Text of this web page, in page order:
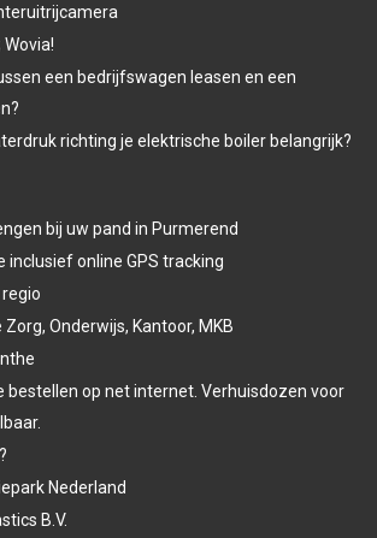
een bedrijfswagen leasen en een
richting je elektrische boiler belangrijk?
bij uw pand in Purmerend
inclusief online GPS tracking
Onderwijs, Kantoor, MKB
bestellen op net internet. Verhuisdozen voor
Nederland
B.V.